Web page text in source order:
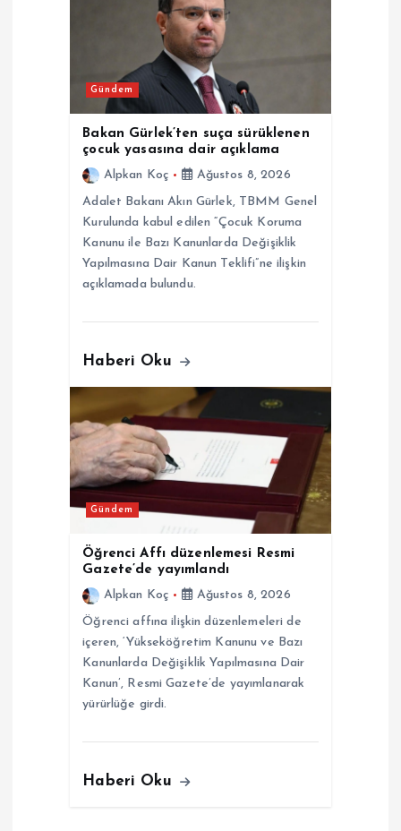
Gündem
Bakan Gürlek’ten suça sürüklenen
çocuk yasasına dair açıklama
Alpkan Koç
Ağustos 8, 2026
Adalet Bakanı Akın Gürlek, TBMM Genel
Kurulunda kabul edilen “Çocuk Koruma
Kanunu ile Bazı Kanunlarda Değişiklik
Yapılmasına Dair Kanun Teklifi”ne ilişkin
açıklamada bulundu.
Haberi Oku
Gündem
Öğrenci Affı düzenlemesi Resmi
Gazete’de yayımlandı
Alpkan Koç
Ağustos 8, 2026
Öğrenci affına ilişkin düzenlemeleri de
içeren, ‘Yükseköğretim Kanunu ve Bazı
Kanunlarda Değişiklik Yapılmasına Dair
Kanun’, Resmi Gazete’de yayımlanarak
yürürlüğe girdi.
Haberi Oku